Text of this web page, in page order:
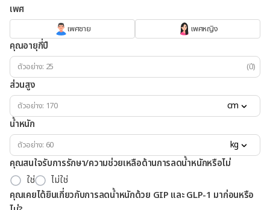
เพศ
เพศชาย เพศหญิง
คุณอายุกี่ปี
(ปี)
ส่วนสูง
cm
น้ำหนัก
kg
คุณสนใจรับการรักษา/ความช่วยเหลือด้านการลดน้ำหนักหรือไม่
ใช่
ไม่ใช่
คุณเคยได้ยินเกี่ยวกับการลดน้ำหนักด้วย GIP และ GLP-1 มาก่อนหรือ